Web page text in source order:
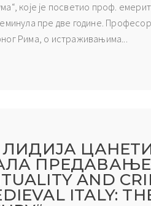
које је посветио проф.
пре две године.
Рима, о истраживањима...
ЛИДИЈА
ПРЕДАВАЊЕ
AND
ITALY: